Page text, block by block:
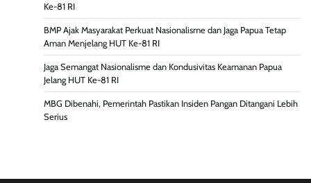
Ke-81 RI
BMP Ajak Masyarakat Perkuat Nasionalisme dan Jaga Papua Tetap
Aman Menjelang HUT Ke-81 RI
Jaga Semangat Nasionalisme dan Kondusivitas Keamanan Papua
Jelang HUT Ke-81 RI
MBG Dibenahi, Pemerintah Pastikan Insiden Pangan Ditangani Lebih
Serius